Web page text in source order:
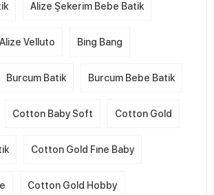
Alize Şekerim Bebe Batik
Alize Velluto Bing Bang
Burcum Batik Burcum Bebe Batik
Cotton Baby Soft Cotton Gold
Cotton Gold Fıne Baby
Cotton Gold Hobby